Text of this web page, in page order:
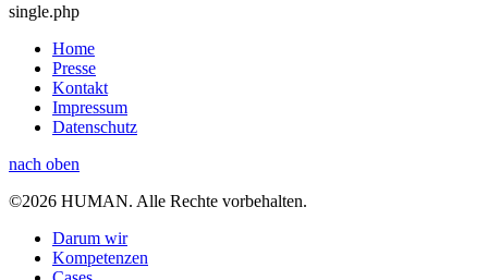
single.php
Home
Presse
Kontakt
Impressum
Datenschutz
nach oben
©2026 HUMAN. Alle Rechte vorbehalten.
Darum wir
Kompetenzen